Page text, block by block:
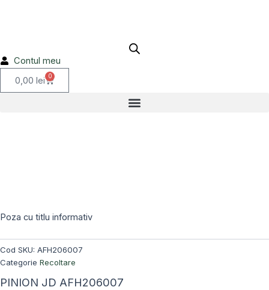
Contul meu
0,00 lei 0
Cart
Poza cu titlu informativ
Cod SKU: AFH206007
Categorie Recoltare
PINION JD AFH206007